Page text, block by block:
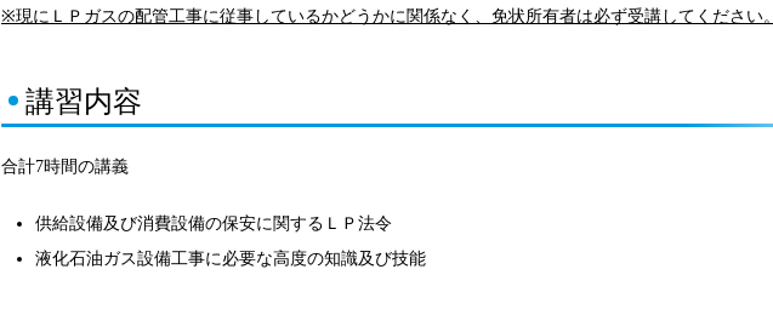
※現にＬＰガスの配管工事に従事しているかどうかに関係なく、免状所有者は必ず受講してください。
講習内容
合計7時間の講義
供給設備及び消費設備の保安に関するＬＰ法令
液化石油ガス設備工事に必要な高度の知識及び技能